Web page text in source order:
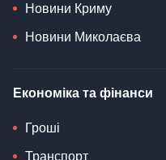
Новини Криму
Новини Миколаєва
Економіка та фінанси
Гроші
Транспорт